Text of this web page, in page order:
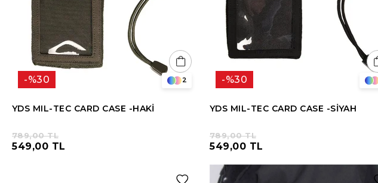
YDS MIL-TEC CARD CASE -HAKİ
%30
549,00 TL
789,00 TL
2
YDS MIL-TEC CARD CASE -SİYAH
%30
549,00 TL
789,00 TL